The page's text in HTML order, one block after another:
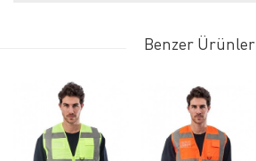
Benzer Ürünler